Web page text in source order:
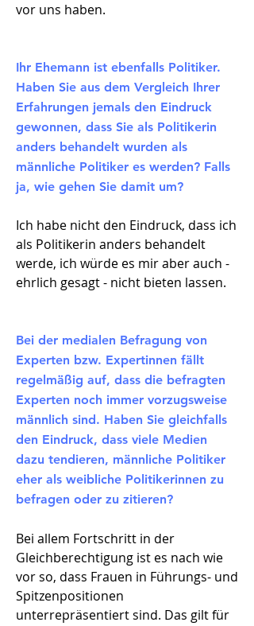
vor uns haben.
Ihr Ehemann ist ebenfalls Politiker.
Haben Sie aus dem Vergleich Ihrer
Erfahrungen jemals den Eindruck
gewonnen, dass Sie als Politikerin
anders behandelt wurden als
männliche Politiker es werden? Falls
ja, wie gehen Sie damit um?
Ich habe nicht den Eindruck, dass ich
als Politikerin anders behandelt
werde, ich würde es mir aber auch -
ehrlich gesagt - nicht bieten lassen.
Bei der medialen Befragung von
Experten bzw. Expertinnen fällt
regelmäßig auf, dass die befragten
Experten noch immer vorzugsweise
männlich sind. Haben Sie gleichfalls
den Eindruck, dass viele Medien
dazu tendieren, männliche Politiker
eher als weibliche Politikerinnen zu
befragen oder zu zitieren?
Bei allem Fortschritt in der
Gleichberechtigung ist es nach wie
vor so, dass Frauen in Führungs- und
Spitzenpositionen
unterrepräsentiert sind. Das gilt für